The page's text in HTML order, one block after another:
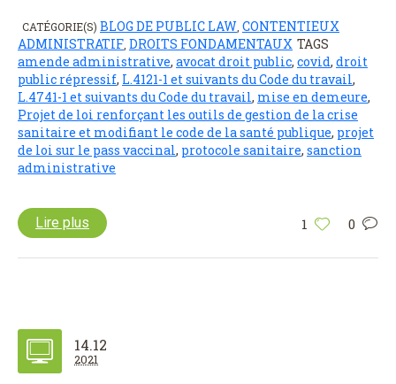
CATÉGORIE(S) BLOG DE PUBLIC LAW CONTENTIEUX
ADMINISTRATIF DROITS FONDAMENTAUX TAGS
amende administrative, avocat droit public, covid, droit
public répressif, L.4121-1 et suivants du Code du travail,
L.4741-1 et suivants du Code du travail, mise en demeure,
Projet de loi renforçant les outils de gestion de la crise
sanitaire et modifiant le code de la santé publique, projet
de loi sur le pass vaccinal, protocole sanitaire, sanction
administrative
1 0
Lire plus
14.12
2021